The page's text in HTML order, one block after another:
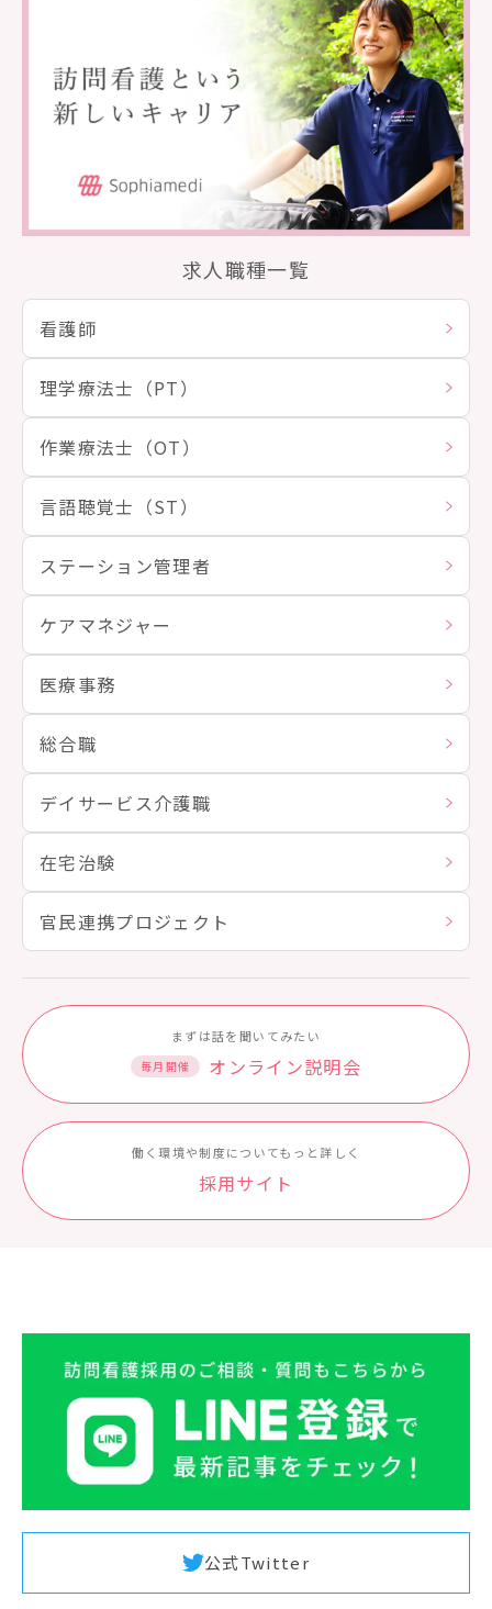
求人職種一覧
看護師
理学療法士（PT）
作業療法士（OT）
言語聴覚士（ST）
ステーション管理者
ケアマネジャー
医療事務
総合職
デイサービス介護職
在宅治験
官民連携プロジェクト
まずは話を聞いてみたい
毎月開催 オンライン説明会
働く環境や制度についてもっと詳しく
採⽤サイト
公式Twitter